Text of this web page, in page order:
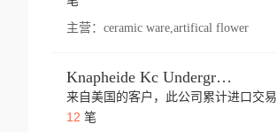
主营： ceramic ware,artifical flower
Knapheide Kc Underground
来自美国的客户，此公司累计进口交易
12 笔